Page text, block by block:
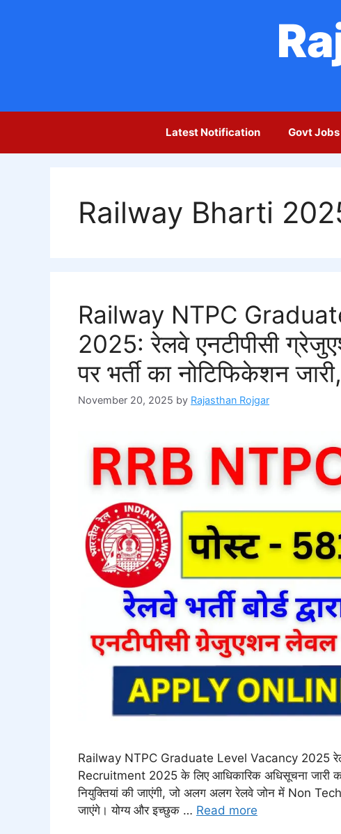
Latest Notification Govt Jobs
Railway Bharti
Railway NTPC
2025: रेलवे एनटीपीसी
पर भर्ती का नोटिफिकेशन
November 20, 2025 by Rajasthan Rojgar
Railway NTPC Graduate Level Vacancy 2025
Recruitment 2025 के लिए आधिकारिक अधिसूचना जारी
नियुक्तियां की जाएंगी, जो अलग अलग रेलवे जोन में Non
जाएंगे। योग्य और इच्छुक … Read more